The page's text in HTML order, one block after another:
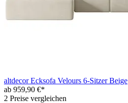
altdecor Ecksofa Velours 6-Sitzer Beige
ab 959,90 €*
2 Preise vergleichen